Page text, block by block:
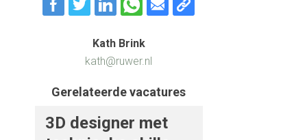
Kath Brink
kath@ruwer.nl
Gerelateerde vacatures
3D designer met